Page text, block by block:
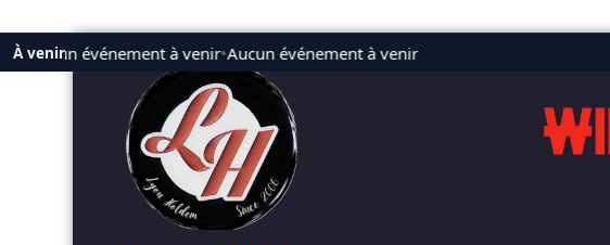
À venir
Aucun événement à venir•Aucun événement à venir
Aller